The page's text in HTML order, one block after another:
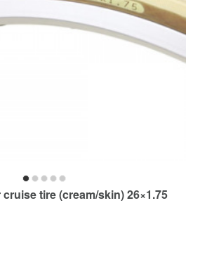
tire (cream/skin) 26×1.75